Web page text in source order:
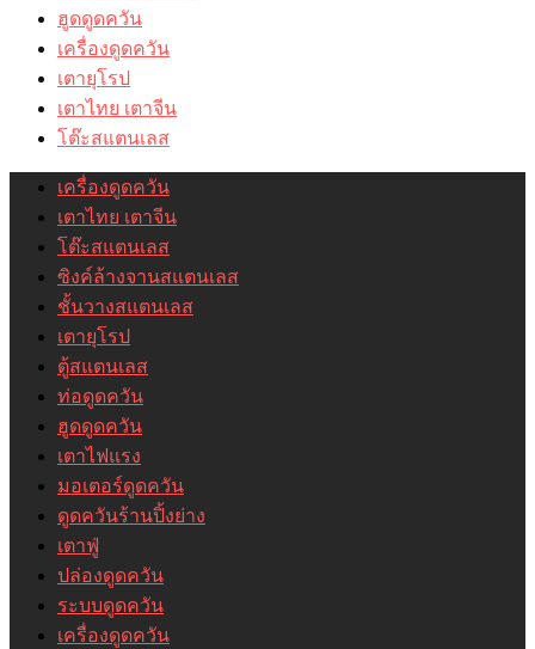
ฮูดดูดควัน
เครื่องดูดควัน
เตายุโรป
เตาไทย เตาจีน
โต๊ะสแตนเลส
เครื่องดูดควัน
เตาไทย เตาจีน
โต๊ะสแตนเลส
ซิงค์ล้างจานสแตนเลส
ชั้นวางสแตนเลส
เตายุโรป
ตู้สแตนเลส
ท่อดูดควัน
ฮูดดูดควัน
เตาไฟแรง
มอเตอร์ดูดควัน
ดูดควันร้านปิ้งย่าง
เตาฟู่
ปล่องดูดควัน
ระบบดูดควัน
เครื่องดูดควัน